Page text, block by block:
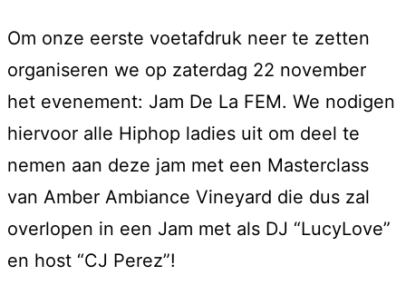
Om onze eerste voetafdruk neer te zetten
organiseren we op zaterdag 22 november
het evenement: Jam De La FEM. We nodigen
hiervoor alle Hiphop ladies uit om deel te
nemen aan deze jam met een Masterclass
van Amber Ambiance Vineyard die dus zal
overlopen in een Jam met als DJ “LucyLove”
en host “CJ Perez”!